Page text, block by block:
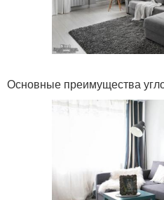
Основные преимущества